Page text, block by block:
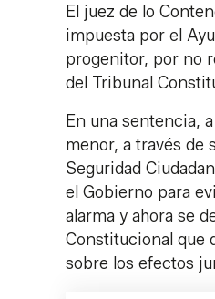
El juez de lo
impuesta por el
progenitor, por no
del Tribunal
En una sentencia,
menor, a través de
Seguridad
el Gobierno para
alarma y ahora se
Constitucional que
sobre los efectos